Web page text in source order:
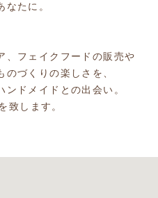
なたに。
、フェイクフードの販売や
づくりの楽しさを、
ドメイドとの出会い。
致します。